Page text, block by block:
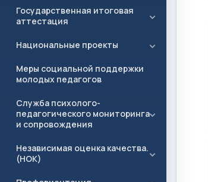
Государственная итоговая
аттестация
Национальные проекты
Меры социальной поддержки
молодых педагогов
Служба психолого-
педагогического мониторинга
и сопровождения
Независимая оценка качества.
(НОК)